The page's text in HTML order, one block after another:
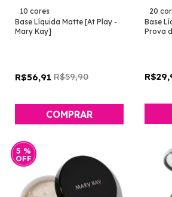
10 cores
Base Líquida Matte [At Play -
Mary Kay]
R$56,91 R$59,90
COMPRAR
20
Base
Prova
5 %
OFF